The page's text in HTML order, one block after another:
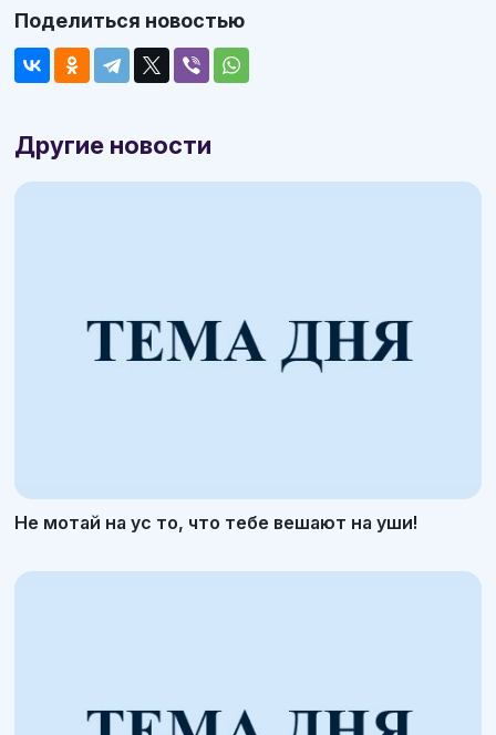
Поделиться новостью
Другие новости
Не мотай на ус то, что тебе вешают на уши!